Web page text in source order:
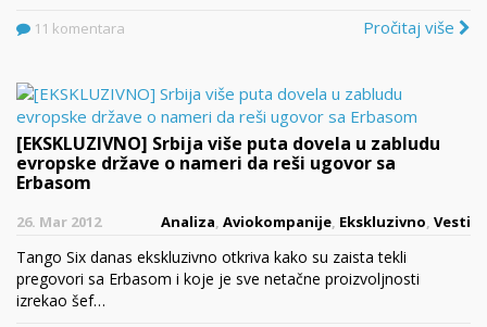
11 komentara Pročitaj više
[EKSKLUZIVNO] Srbija više puta dovela u zabludu
evropske države o nameri da reši ugovor sa
Erbasom
26. Mar 2012 Analiza, Aviokompanije, Ekskluzivno, Vesti
Tango Six danas ekskluzivno otkriva kako su zaista tekli
pregovori sa Erbasom i koje je sve netačne proizvoljnosti
izrekao šef…